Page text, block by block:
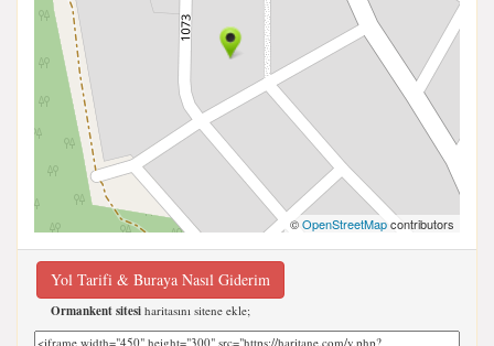
©OpenStreetMapcontributors
Yol Tarifi & Buraya Nasıl Giderim
Ormankent sitesi haritasını sitene ekle;